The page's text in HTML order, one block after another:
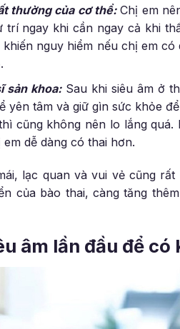
thường của cơ thể: Chị em
trí ngay khi cần ngay cả khi
nguy hiểm nếu chị em
sản khoa: Sau khi siêu âm ở
yên tâm và giữ gìn sức khỏe
cũng không nên lo lắng
dễ dàng có thai hơn.
lạc quan và vui vẻ cũng
của bào thai, càng tăng
âm lần đầu để